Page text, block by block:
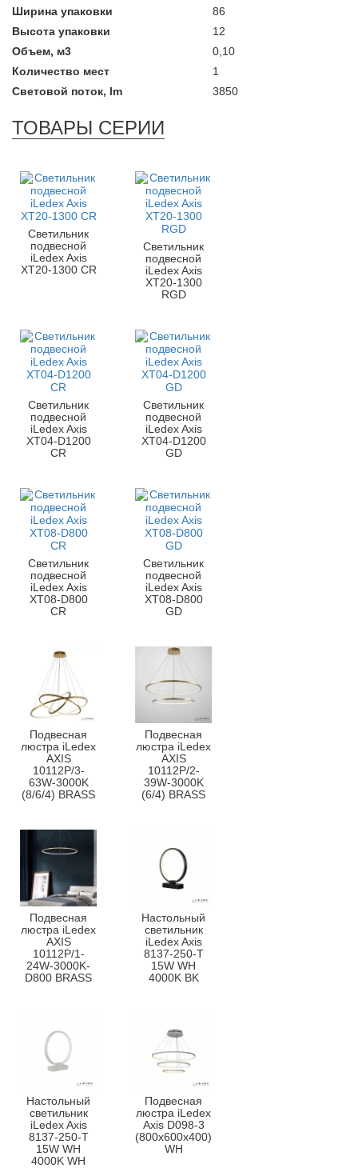
Ширина упаковки
86
Высота упаковки
12
Объем, м3
0,10
Количество мест
1
Световой поток, lm
3850
ТОВАРЫ СЕРИИ
Светильник
подвесной
iLedex Axis
XT20-1300 CR
Светильник
подвесной
iLedex Axis
XT20-1300
RGD
Светильник
подвесной
iLedex Axis
XT04-D1200
CR
Светильник
подвесной
iLedex Axis
XT04-D1200
GD
Светильник
подвесной
iLedex Axis
XT08-D800
CR
Светильник
подвесной
iLedex Axis
XT08-D800
GD
Подвесная
люстра iLedex
AXIS
10112P/3-
63W-3000K
(8/6/4) BRASS
Подвесная
люстра iLedex
AXIS
10112P/2-
39W-3000K
(6/4) BRASS
Подвесная
люстра iLedex
AXIS
10112P/1-
24W-3000K-
D800 BRASS
Настольный
светильник
iLedex Axis
8137-250-T
15W WH
4000K BK
Настольный
светильник
iLedex Axis
8137-250-T
15W WH
4000K WH
Подвесная
люстра iLedex
Axis D098-3
(800x600x400)
WH